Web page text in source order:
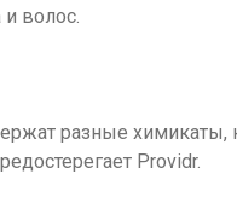
волос.
разные химикаты,
Providr.